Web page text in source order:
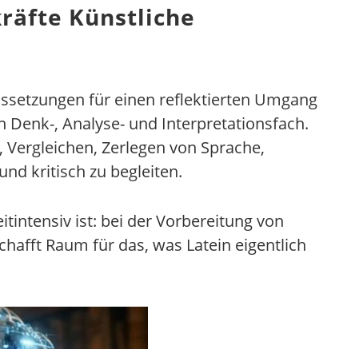
Künstliche
für einen reflektierten Umgang
, Analyse- und Interpretationsfach.
Zerlegen von Sprache,
kritisch zu begleiten.
ist: bei der Vorbereitung von
Raum für das, was Latein eigentlich